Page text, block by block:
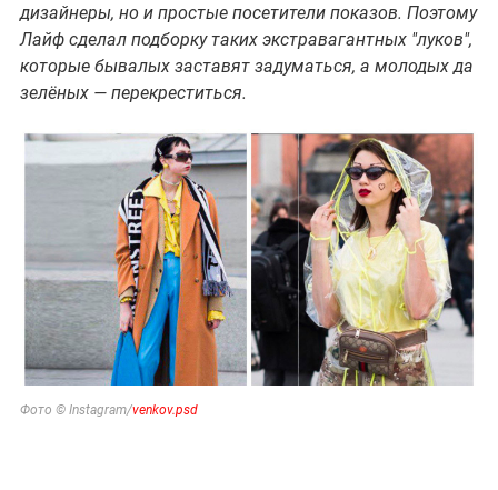
дизайнеры, но и простые посетители показов. Поэтому
Лайф сделал подборку таких экстравагантных "луков",
которые бывалых заставят задуматься, а молодых да
зелёных — перекреститься.
Фото © Instagram/venkov.psd